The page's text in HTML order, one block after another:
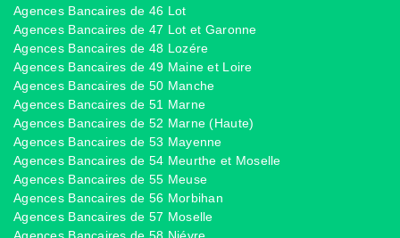
Agences Bancaires de 46 Lot
Agences Bancaires de 47 Lot et Garonne
Agences Bancaires de 48 Lozére
Agences Bancaires de 49 Maine et Loire
Agences Bancaires de 50 Manche
Agences Bancaires de 51 Marne
Agences Bancaires de 52 Marne (Haute)
Agences Bancaires de 53 Mayenne
Agences Bancaires de 54 Meurthe et Moselle
Agences Bancaires de 55 Meuse
Agences Bancaires de 56 Morbihan
Agences Bancaires de 57 Moselle